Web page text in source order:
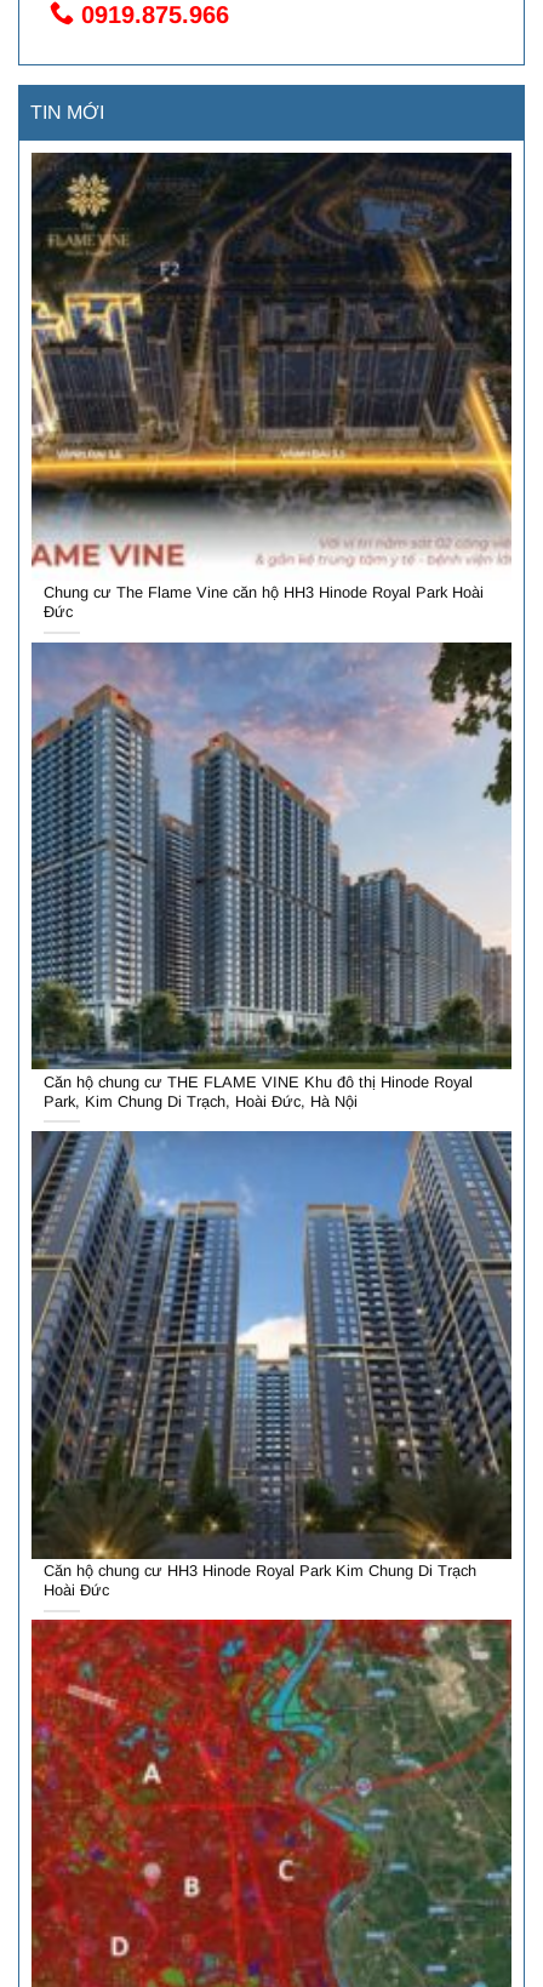
0919.875.966
TIN MỚI
Chung cư The Flame Vine căn hộ HH3 Hinode Royal Park Hoài
Đức
Căn hộ chung cư THE FLAME VINE Khu đô thị Hinode Royal
Park, Kim Chung Di Trạch, Hoài Đức, Hà Nội
Căn hộ chung cư HH3 Hinode Royal Park Kim Chung Di Trạch
Hoài Đức